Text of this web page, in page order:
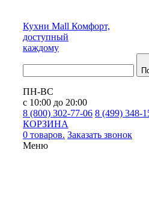
Кухни Mall Комфорт,
доступный
каждому
ПН-ВС
с 10:00 до 20:00
8 (800) 302-77-06 8 (499) 348-
КОРЗИНА
0 товаров. Заказать звонок
Меню